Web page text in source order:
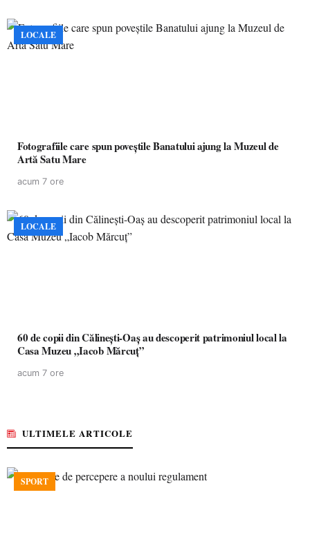
LOCALE
Fotografiile care spun poveștile Banatului ajung la Muzeul de
Artă Satu Mare
acum 7 ore
LOCALE
60 de copii din Călinești-Oaș au descoperit patrimoniul local la
Casa Muzeu „Iacob Mărcuț”
acum 7 ore
ULTIMELE ARTICOLE
SPORT